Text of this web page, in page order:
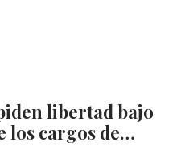
libertad bajo
los cargos de…